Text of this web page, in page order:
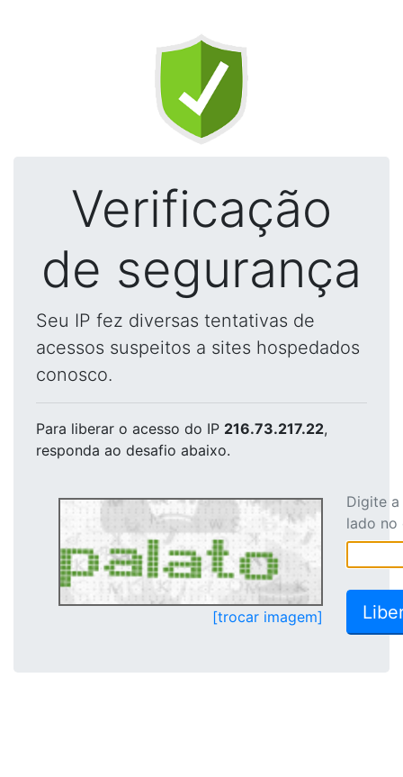
Verificação
de segurança
Seu IP fez diversas tentativas de
acessos suspeitos a sites hospedados
conosco.
Para liberar o acesso do IP 216.73.217.22,
responda ao desafio abaixo.
[trocar imagem]
Digite
lado no